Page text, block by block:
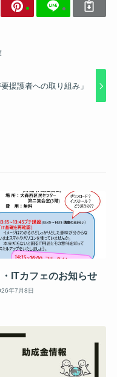
援護者への取り組み」
ITカフェのお知らせ
年7月8日